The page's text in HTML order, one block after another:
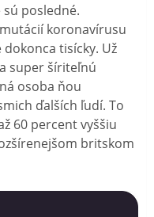
posledné.
koronavírusu
tisícky. Už
super šíriteľnú
osoba ňou
ďalších ľudí. To
60 percent vyššiu
britskom